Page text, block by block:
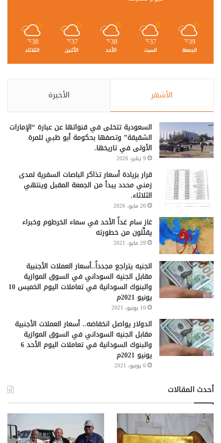
39
℃
الجمعة
37
℃
السبت
38
℃
الأحد
37
℃
الأثنين
38
℃
الثلاثاء
الأشهر الأخيرة
السعودية تتخلى في قنواتها عن عبارة “الإمارات
الشقيقة” وتصفها بحكومة أبو ظبي للمرة
الأولى في تاريخها.
9 يناير، 2026
قرار بزيادة أسعار تذاكر الباصات السفرية لمدى
زمني محدد يبدأ من الجمعة المقبل وينتهي
الثلاثاء.
20 مايو، 2026
غاز سام غداً الأحد في سماء الخرطوم وخبراء
يقلِّلون من خطورته
29 مايو، 2021
الجنيه يتراجع مجدداً..أسعار العملات الأجنبية
مقابل الجنيه السوداني في السوق الموازية
والبنوك السودانية في تعاملات اليوم الخميس 10
يونيو 2021م
10 يونيو، 2021
الدولار يواصل انخفاضه.. أسعار العملات الأجنبية
مقابل الجنيه السوداني في السوق الموازية
والبنوك السودانية في تعاملات اليوم الأحد 6
يونيو 2021م
6 يونيو، 2021
أحدث المقالات